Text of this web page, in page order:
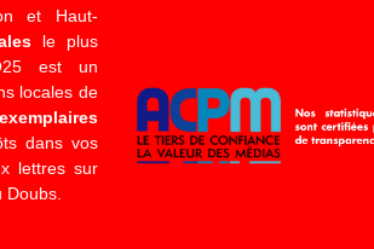
et Haut-
le plus
est un
locales de
dans vos
lettres sur